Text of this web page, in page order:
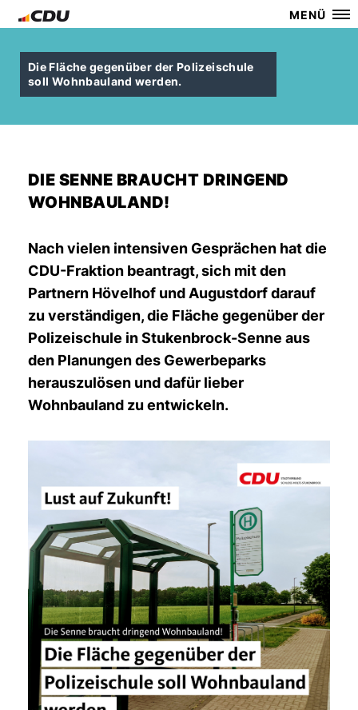
MENÜ
Die Fläche gegenüber der Polizeischule
soll Wohnbauland werden.
DIE SENNE BRAUCHT DRINGEND
WOHNBAULAND!
Nach vielen intensiven Gesprächen hat die
CDU-Fraktion beantragt, sich mit den
Partnern Hövelhof und Augustdorf darauf
zu verständigen, die Fläche gegenüber der
Polizeischule in Stukenbrock-Senne aus
den Planungen des Gewerbeparks
herauszulösen und dafür lieber
Wohnbauland zu entwickeln.